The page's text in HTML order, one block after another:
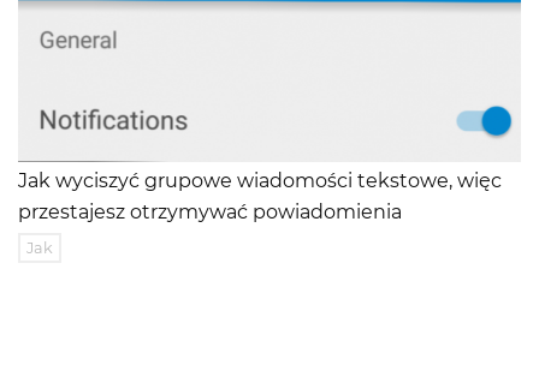
Jak wyciszyć grupowe wiadomości tekstowe, więc
przestajesz otrzymywać powiadomienia
Jak